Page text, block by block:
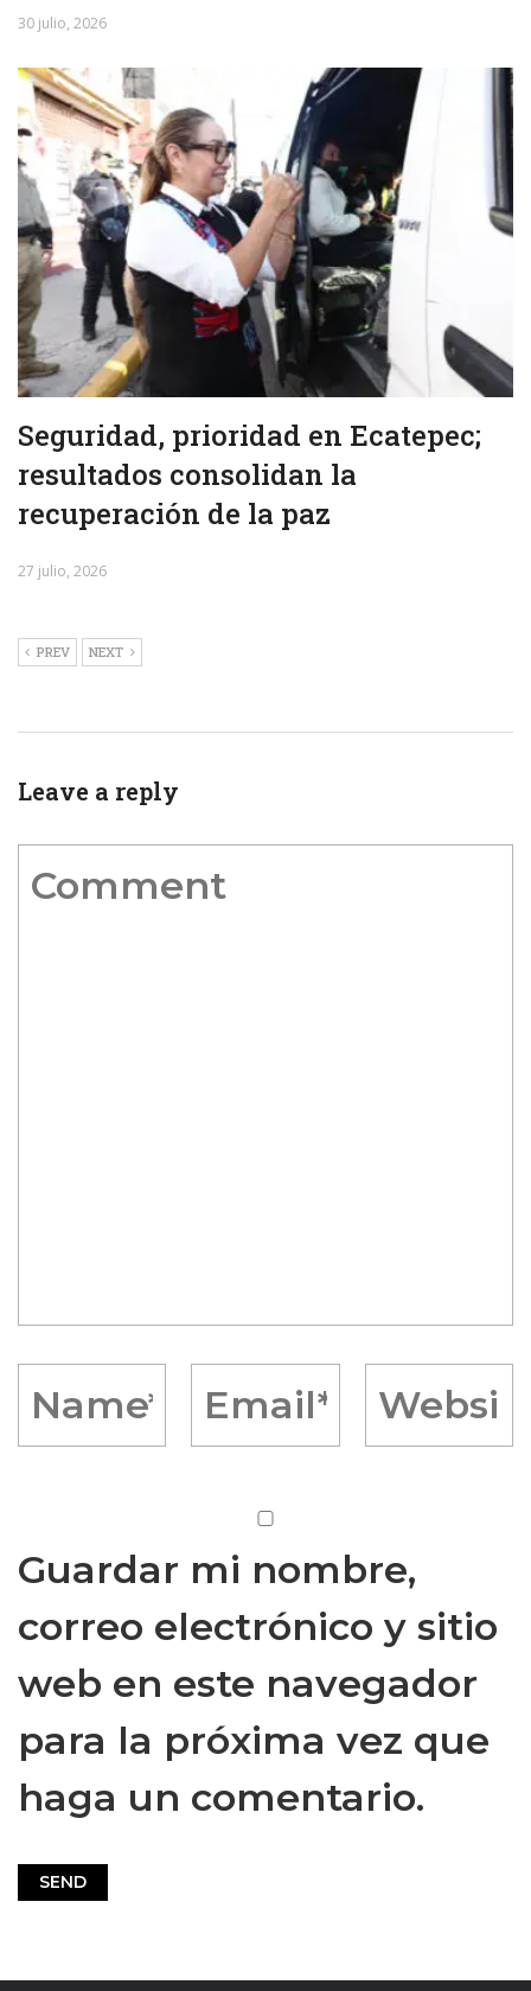
30 julio, 2026
Seguridad, prioridad en Ecatepec;
resultados consolidan la
recuperación de la paz
27 julio, 2026
PREV NEXT
Leave a reply
Guardar mi nombre,
correo electrónico y sitio
web en este navegador
para la próxima vez que
haga un comentario.